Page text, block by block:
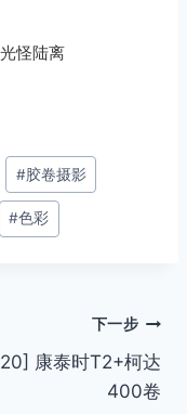
怪陆离
#胶卷摄影
#色彩
下一步
康泰时T2+柯达
400卷